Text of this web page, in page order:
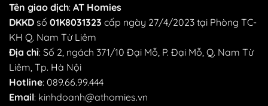
Tên giao dịch: AT Homies
DKKD số 01K8031323 cấp ngày 27/4/2023 tại Phòng TC-
KH Q. Nam Từ Liêm
Địa chỉ: Số 2, ngách 371/10 Đại Mỗ, P. Đại Mỗ, Q. Nam Từ
Liêm, Tp. Hà Nội
Hotline: 089.66.99.444
Email: kinhdoanh@athomies.vn